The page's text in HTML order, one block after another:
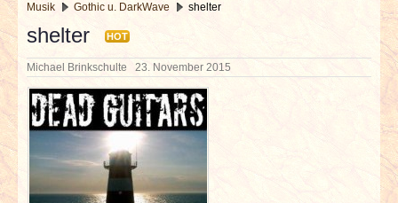
NEUESTE ARTIKEL
NEWS & DATES
BERICHTE
VERLOSUNGEN
Musik Gothic u. DarkWave shelter
shelter HOT
Michael Brinkschulte 23. November 2015